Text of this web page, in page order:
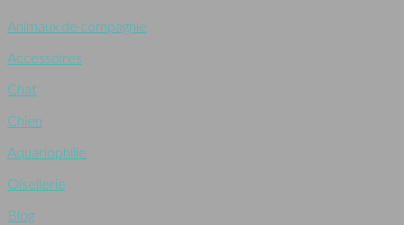
Animaux de compagnie
Accessoires
Chat
Chien
Aquariophilie
Oisellerie
Blog